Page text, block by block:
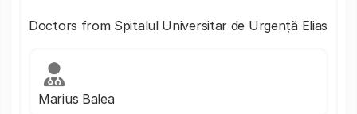
Doctors from Spitalul Universitar de Urgență Elias
Marius Balea